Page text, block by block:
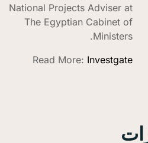
National Projects
The Egyptian
Read More: